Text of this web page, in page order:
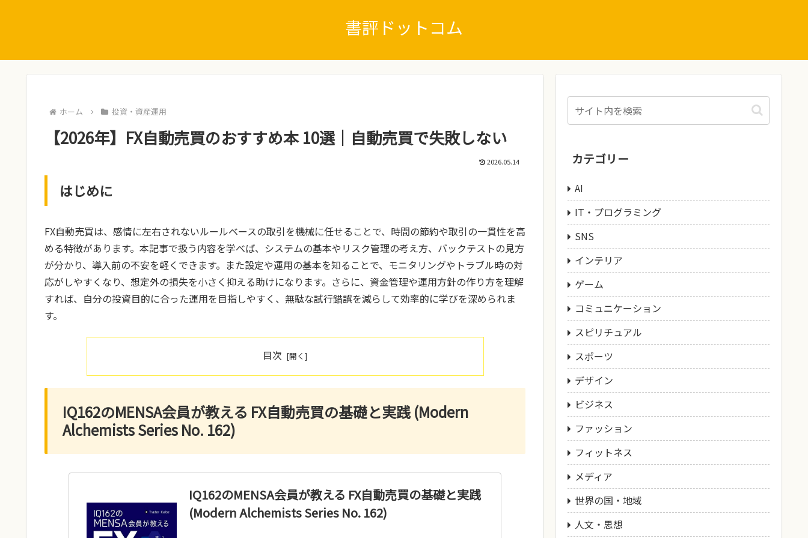
書評ドットコム
ホーム 投資・資産運用
【2026年】FX自動売買のおすすめ本 10選｜自動売買で失敗しない
2026.05.14
はじめに
FX自動売買は、感情に左右されないルールベースの取引を機械に任せることで、時間の節約や取引の一貫性を高
める特徴があります。本記事で扱う内容を学べば、システムの基本やリスク管理の考え方、バックテストの見方
が分かり、導入前の不安を軽くできます。また設定や運用の基本を知ることで、モニタリングやトラブル時の対
応がしやすくなり、想定外の損失を小さく抑える助けになります。さらに、資金管理や運用方針の作り方を理解
すれば、自分の投資目的に合った運用を目指しやすく、無駄な試行錯誤を減らして効率的に学びを深められま
す。
目次
IQ162のMENSA会員が教える FX自動売買の基礎と実践 (Modern
Alchemists Series No. 162)
IQ162のMENSA会員が教える FX自動売買の基礎と実践
(Modern Alchemists Series No. 162)
カテゴリー
AI
IT・プログラミング
SNS
インテリア
ゲーム
コミュニケーション
スピリチュアル
スポーツ
デザイン
ビジネス
ファッション
フィットネス
メディア
世界の国・地域
人文・思想